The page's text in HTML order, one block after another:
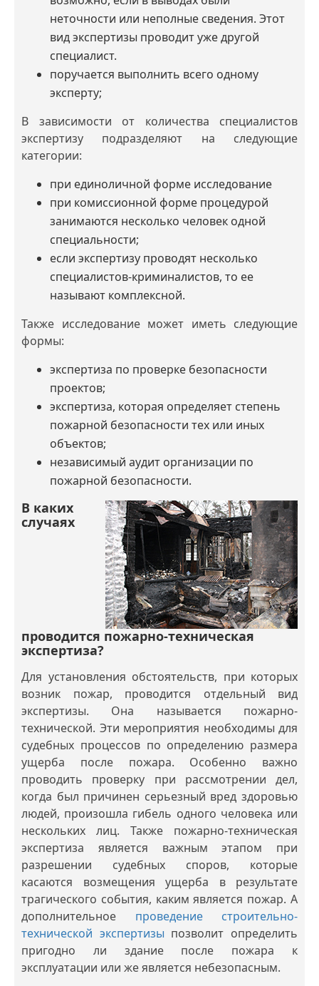
неточности или неполные сведения. Этот
вид экспертизы проводит уже другой
специалист.
поручается выполнить всего одному
эксперту;
В зависимости от количества специалистов
экспертизу подразделяют на следующие
категории:
при единоличной форме исследование
при комиссионной форме процедурой
занимаются несколько человек одной
специальности;
если экспертизу проводят несколько
специалистов-криминалистов, то ее
называют комплексной.
Также исследование может иметь следующие
формы:
экспертиза по проверке безопасности
проектов;
экспертиза, которая определяет степень
пожарной безопасности тех или иных
объектов;
независимый аудит организации по
пожарной безопасности.
В каких
случаях
проводится пожарно-техническая
экспертиза?
Для установления обстоятельств, при которых
возник пожар, проводится отдельный вид
экспертизы. Она называется пожарно-
технической. Эти мероприятия необходимы для
судебных процессов по определению размера
ущерба после пожара. Особенно важно
проводить проверку при рассмотрении дел,
когда был причинен серьезный вред здоровью
людей, произошла гибель одного человека или
нескольких лиц. Также пожарно-техническая
экспертиза является важным этапом при
разрешении судебных споров, которые
касаются возмещения ущерба в результате
трагического события, каким является пожар. А
дополнительное проведение строительно-
технической экспертизы позволит определить
пригодно ли здание после пожара к
эксплуатации или же является небезопасным.